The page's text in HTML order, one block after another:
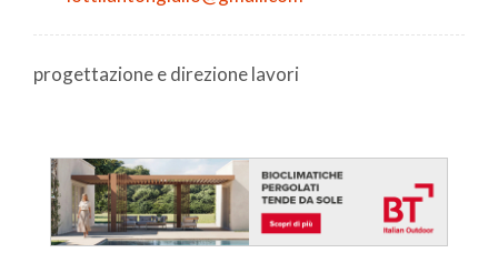
progettazione e direzione lavori